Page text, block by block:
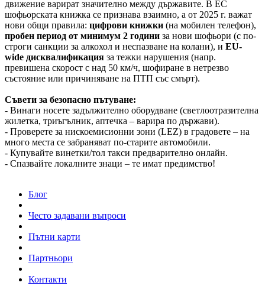
движение варират значително между държавите. В ЕС
шофьорската книжка се признава взаимно, а от 2025 г. важат
нови общи правила: цифрови книжки (на мобилен телефон),
пробен период от минимум 2 години за нови шофьори (с по-
строги санкции за алкохол и неспазване на колани), и EU-
wide дисквалификация за тежки нарушения (напр.
превишена скорост с над 50 км/ч, шофиране в нетрезво
състояние или причиняване на ПТП със смърт).
Съвети за безопасно пътуване:
- Винаги носете задължително оборудване (светлоотразителна
жилетка, триъгълник, аптечка – варира по държави).
- Проверете за нискоемисионни зони (LEZ) в градовете – на
много места се забраняват по-старите автомобили.
- Купувайте винетки/тол такси предварително онлайн.
- Спазвайте локалните знаци – те имат предимство!
Блог
Често задавани въпроси
Пътни карти
Партньори
Контакти